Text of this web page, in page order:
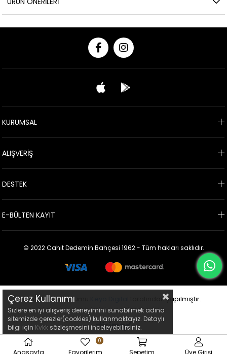
KURUMSAL
ALIŞVERİŞ
DESTEK
E-BÜLTEN KAYIT
© 2022 Cahit Dedemin Bahçesi 1962 - Tüm hakları saklıdır.
Bu sitenin kurulumu tarafından yapılmıştır.
Çerez Kullanımı
Sizlere en iyi alışveriş deneyimini sunabilmek adına
sitemizde çerezler(cookies) kullanmaktayız. Detaylı
bilgi için Kvkk sözleşmesini inceleyebilirsiniz.
Anasayfa Favorilerim
0
Sepetim Üye Girişi